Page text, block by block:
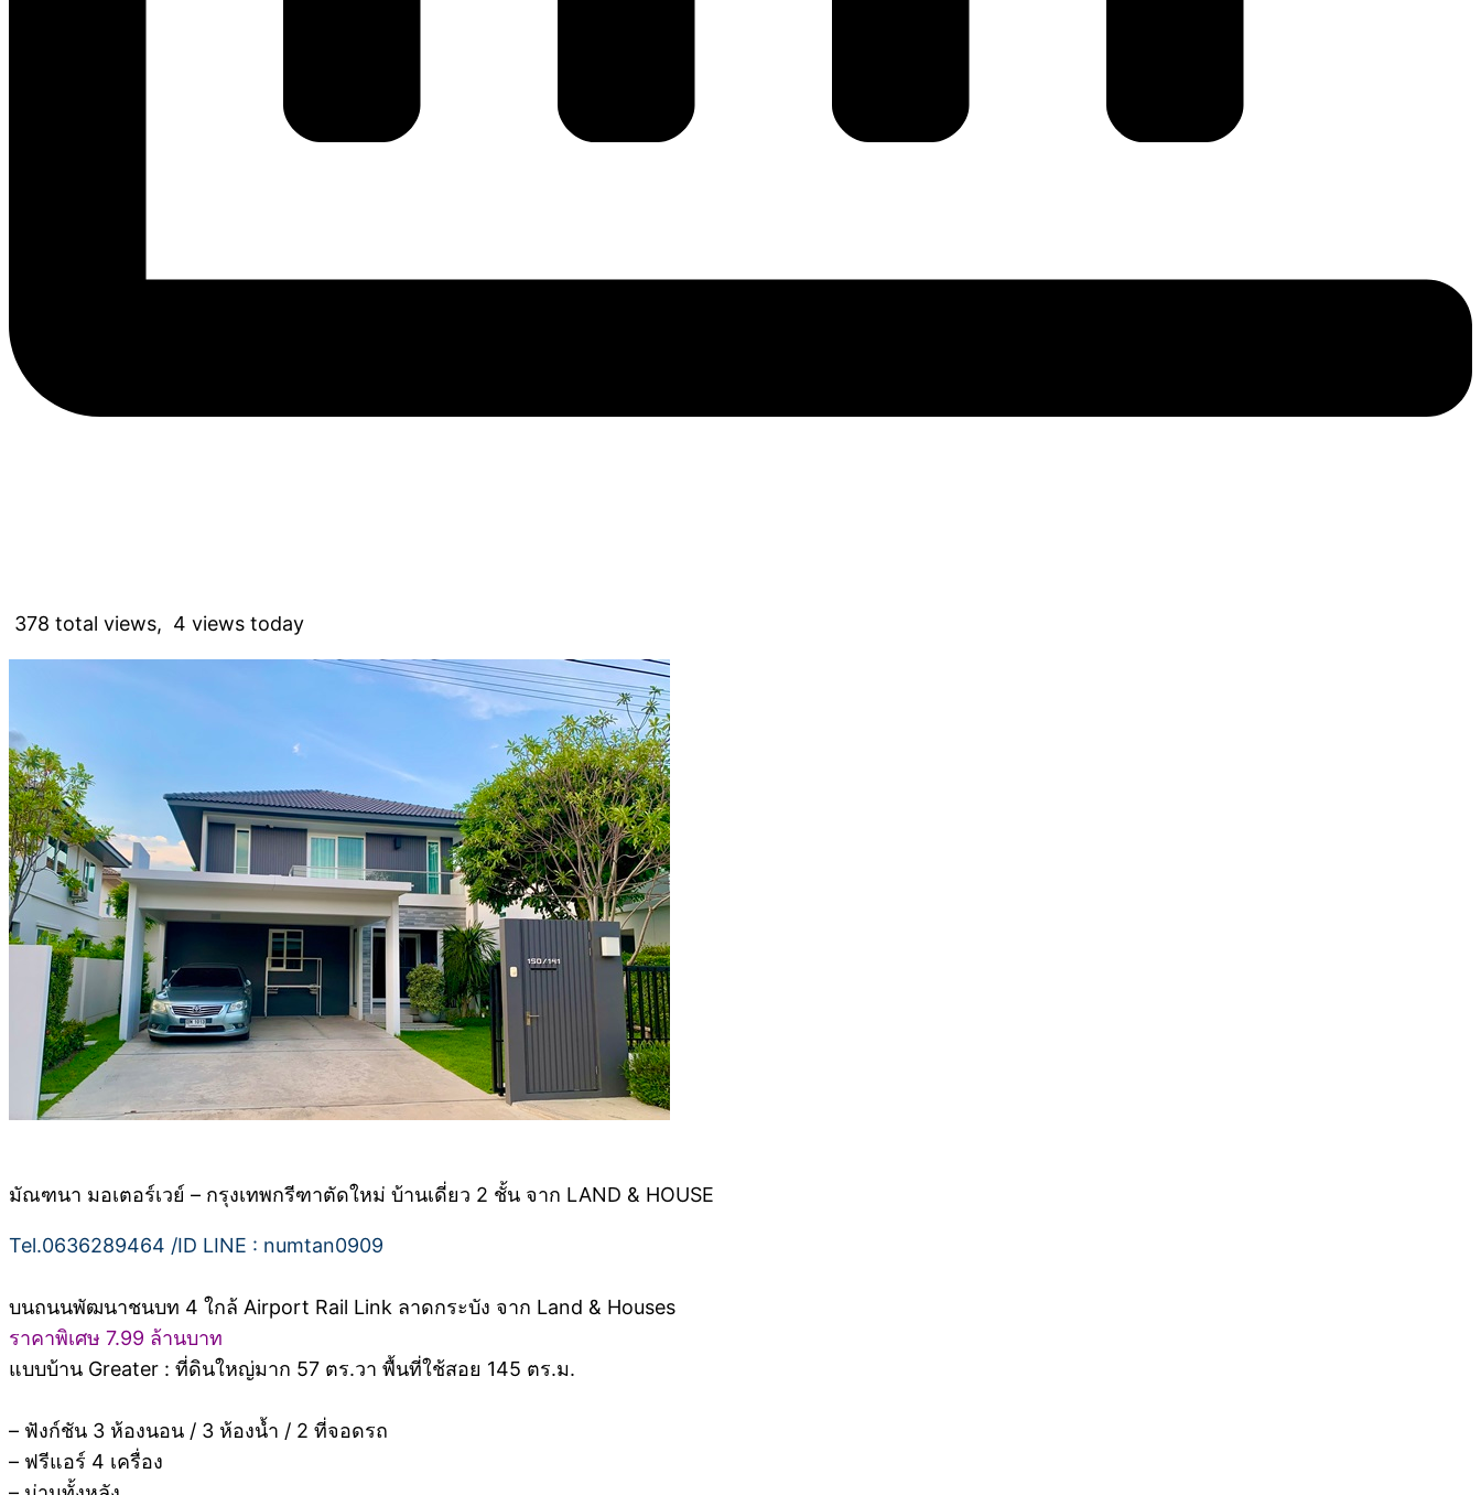
378 total views, 4 views today
มัณฑนา มอเตอร์เวย์ – กรุงเทพกรีฑาตัดใหม่ บ้านเดี่ยว 2 ชั้น จาก LAND & HOUSE
Tel.0636289464 /ID LINE : numtan0909
บนถนนพัฒนาชนบท 4 ใกล้ Airport Rail Link ลาดกระบัง จาก Land & Houses
ราคาพิเศษ 7.99 ล้านบาท
แบบบ้าน Greater : ที่ดินใหญ่มาก 57 ตร.วา พื้นที่ใช้สอย 145 ตร.ม.
– ฟังก์ชัน 3 ห้องนอน / 3 ห้องน้ำ / 2 ที่จอดรถ
– ฟรีแอร์ 4 เครื่อง